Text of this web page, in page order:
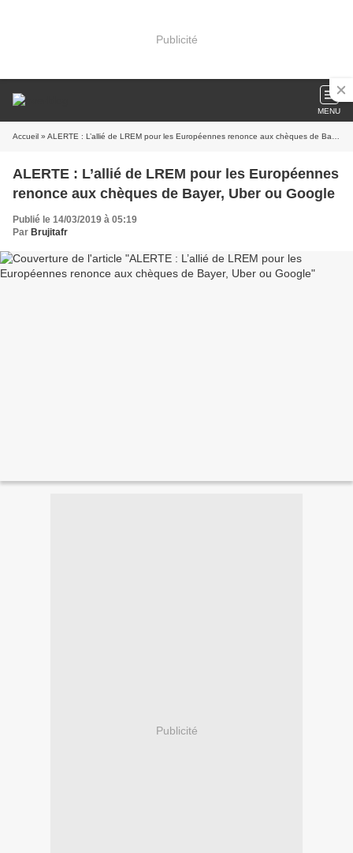
Publicité
MENU
Accueil » ALERTE : L’allié de LREM pour les Européennes renonce aux chèques de Bayer, Uber ou Google
ALERTE : L’allié de LREM pour les Européennes
renonce aux chèques de Bayer, Uber ou Google
Publié le 14/03/2019 à 05:19
Par Brujitafr
Publicité